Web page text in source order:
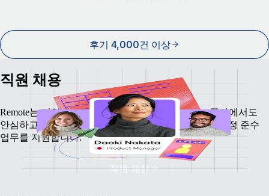
후기 4,000건 이상
직원 채용
Remote는 기업과 소속 직원들이 현지 법인이 없는 국가에서도
안심하고 일할 수 있도록 현지 급여, 세금, 복리후생, 규정 준수
업무를 지원합니다.
직원 채용